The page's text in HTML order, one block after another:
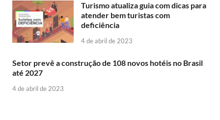
Turismo atualiza guia com dicas para
atender bem turistas com
deficiência
4 de abril de 2023
Setor prevê a construção de 108 novos hotéis no Brasil
até 2027
4 de abril de 2023